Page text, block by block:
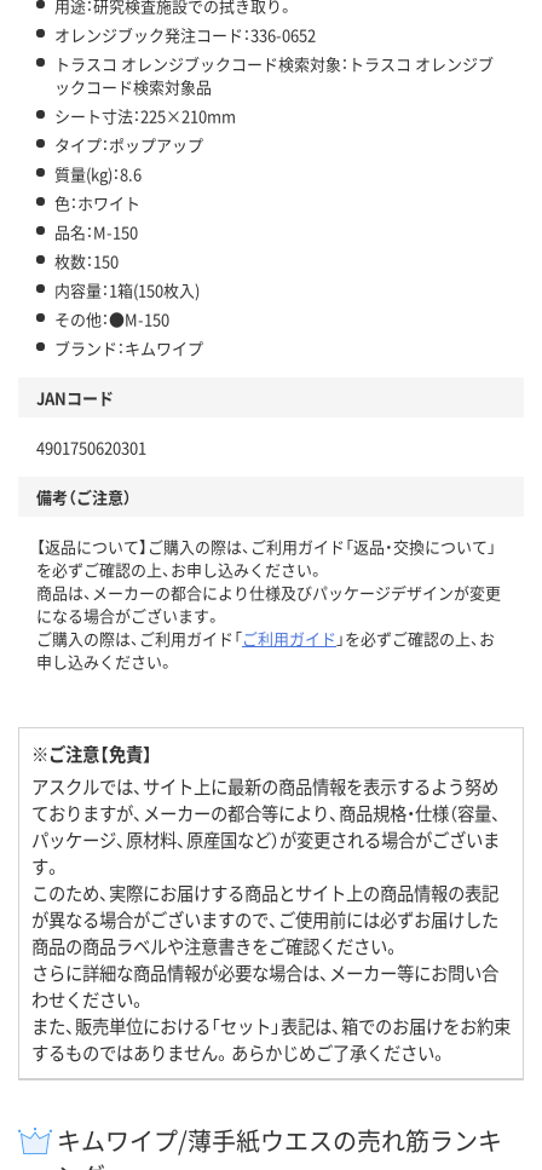
用途：研究検査施設での拭き取り。
オレンジブック発注コード：336-0652
トラスコ オレンジブックコード検索対象：トラスコ オレンジブ
ックコード検索対象品
シート寸法：225×210mm
タイプ：ポップアップ
質量(kg)：8.6
色：ホワイト
品名：M-150
枚数：150
内容量：1箱(150枚入)
その他：●M-150
ブランド：キムワイプ
JANコード
4901750620301
備考（ご注意）
【返品について】ご購入の際は、ご利用ガイド「返品・交換について」
を必ずご確認の上、お申し込みください。
商品は、メーカーの都合により仕様及びパッケージデザインが変更
になる場合がございます。
ご購入の際は、ご利用ガイド「ご利用ガイド 」を必ずご確認の上、お
申し込みください。
※ご注意【免責】
アスクルでは、サイト上に最新の商品情報を表示するよう努め
ておりますが、メーカーの都合等により、商品規格・仕様（容量、
パッケージ、原材料、原産国など）が変更される場合がございま
す。
このため、実際にお届けする商品とサイト上の商品情報の表記
が異なる場合がございますので、ご使用前には必ずお届けした
商品の商品ラベルや注意書きをご確認ください。
さらに詳細な商品情報が必要な場合は、メーカー等にお問い合
わせください。
また、販売単位における「セット」表記は、箱でのお届けをお約束
するものではありません。あらかじめご了承ください。
キムワイプ/薄手紙ウエスの売れ筋ランキ